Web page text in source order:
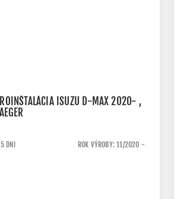
ISUZU D-MAX 2020- ,
DNI
ROK VÝROBY: 11/2020 -